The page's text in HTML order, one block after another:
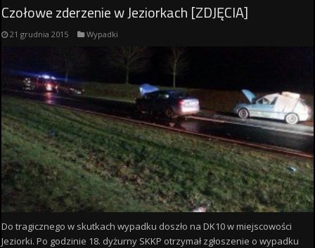
Czołowe zderzenie w Jeziorkach [ZDJĘCIA]
21 grudnia 2015 Wypadki
Do tragicznego w skutkach wypadku doszło na DK10 w miejscowości
Jeziorki. Po godzinie 18. dyżurny SKKP otrzymał zgłoszenie o wypadku